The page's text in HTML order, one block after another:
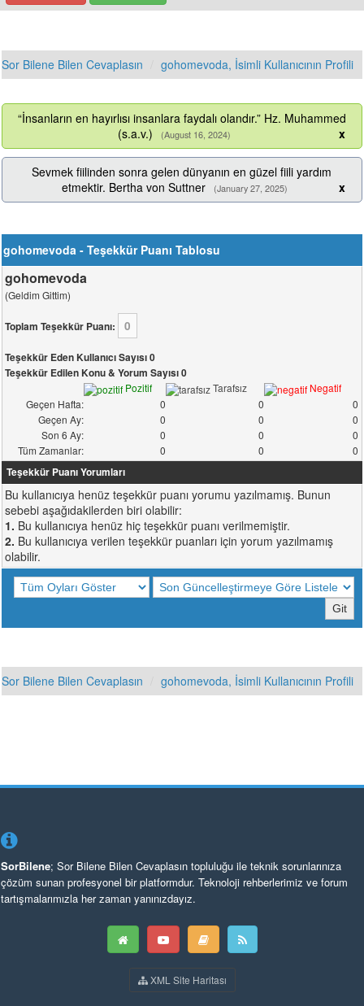
Sor Bilene Bilen Cevaplasın gohomevoda, İsimli Kullanıcının Profili
“İnsanların en hayırlısı insanlara faydalı olandır.” Hz. Muhammed
(s.a.v.)
(August 16, 2024) x
Sevmek fiilinden sonra gelen dünyanın en güzel fiili yardım
etmektir. Bertha von Suttner
(January 27, 2025) x
gohomevoda - Teşekkür Puanı Tablosu
gohomevoda
(Geldim Gittim)
Toplam Teşekkür Puanı: 0
Teşekkür Eden Kullanıcı Sayısı 0
Teşekkür Edilen Konu & Yorum Sayısı 0
Pozitif
Tarafsız
Negatif
Geçen Hafta:
0 0
0
Geçen Ay:
0 0
0
Son 6 Ay:
0 0
0
Tüm Zamanlar:
0 0
0
Teşekkür Puanı Yorumları
Bu kullanıcıya henüz teşekkür puanı yorumu yazılmamış. Bunun
sebebi aşağıdakilerden biri olabilir:
1. Bu kullanıcıya henüz hiç teşekkür puanı verilmemiştir.
2. Bu kullanıcıya verilen teşekkür puanları için yorum yazılmamış
olabilir.
Sor Bilene Bilen Cevaplasın gohomevoda, İsimli Kullanıcının Profili
SorBilene; Sor Bilene Bilen Cevaplasın topluluğu ile teknik sorunlarınıza
çözüm sunan profesyonel bir platformdur. Teknoloji rehberlerimiz ve forum
tartışmalarımızla her zaman yanınızdayız.
XML Site Haritası